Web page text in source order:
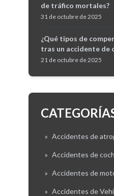
de tráfico mortales?
31 de octubre de 2025
¿Qué tipos de
tras un accidente de
21 de octubre de 2025
» Accidentes de
» Accidentes de
» Accidentes de
» Accidentes de